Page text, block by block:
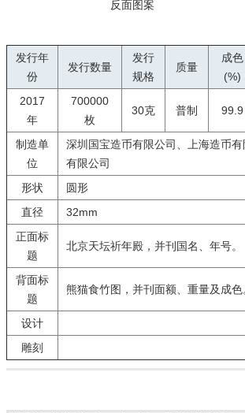
反面图案
发行年
份
发行数量
发行
规格
质量
成色
(%)
2017
年
700000
枚
30克 普制 99.9
制造单
位
深圳国宝造币有限公司、上海造币
有限公司
形状
圆形
直径
32mm
正面标
题
北京天坛祈年殿，并刊国名、年号。
背面标
题
熊猫食竹图，并刊面额、重量及成色
设计
雕刻